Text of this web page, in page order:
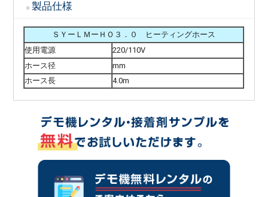
製品仕様
ＳＹーＬＭーＨＯ３．０ ヒーティングホース
使用電源
220/110V
ホース径
mm
ホース長
4.0m